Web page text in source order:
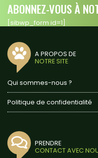
ABONNEZ-VOUS À
[sibwp_form id=1]
A PROPOS DE
NOTRE SITE
Qui sommes-nous ?
Politique de confidentialité
PRENDRE
CONTACT AVEC